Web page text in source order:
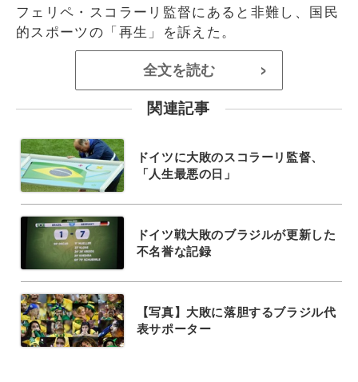
フェリペ・スコラーリ監督にあると非難し、国民
的スポーツの「再生」を訴えた。
全文を読む >
関連記事
ドイツに大敗のスコラーリ監督、
「人生最悪の日」
ドイツ戦大敗のブラジルが更新した
不名誉な記録
【写真】大敗に落胆するブラジル代
表サポーター